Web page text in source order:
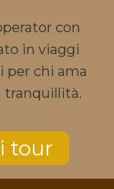
con
in viaggi
per chi ama
tranquillità.
tour